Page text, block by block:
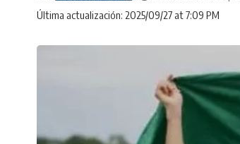
Última actualización: 2025/09/27 at 7:09 PM